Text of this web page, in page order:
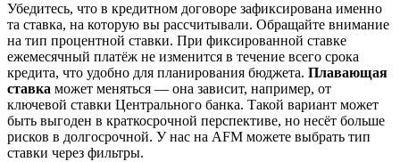
Убедитесь, что в кредитном договоре зафиксирована именно
та ставка, на которую вы рассчитывали. Обращайте внимание
на тип процентной ставки. При фиксированной ставке
ежемесячный платёж не изменится в течение всего срока
кредита, что удобно для планирования бюджета. Плавающая
ставка может меняться — она зависит, например, от
ключевой ставки Центрального банка. Такой вариант может
быть выгоден в краткосрочной перспективе, но несёт больше
рисков в долгосрочной. У нас на AFM можете выбрать тип
ставки через фильтры.